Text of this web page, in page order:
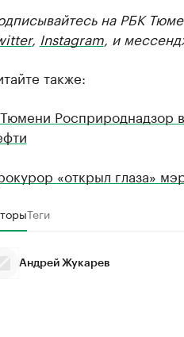
на РБК
, Instagram, и
также:
Росприроднадзор
«открыл глаза»
Теги
Андрей Жукарев